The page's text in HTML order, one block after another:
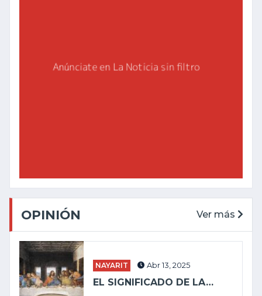
OPINIÓN Ver más
NAYARIT Abr 13, 2025
EL SIGNIFICADO DE LA…